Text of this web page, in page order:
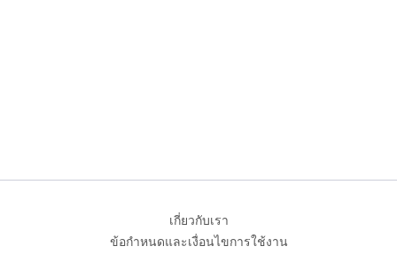
เกี่ยวกับเรา
ข้อกำหนดและเงื่อนไขการใช้งาน